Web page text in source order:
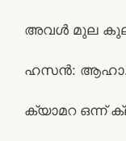
അവൾ മുല
ഹസൻ:
ക്യാമറ ഒന്ന്